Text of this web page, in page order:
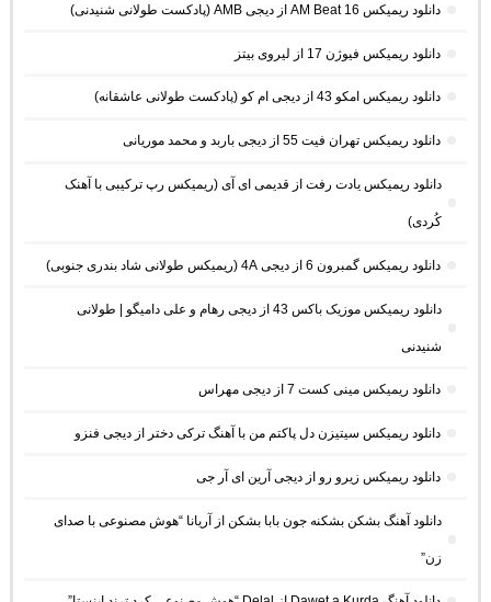
دانلود ریمیکس AM Beat 16 از دیجی AMB (پادکست طولانی شنیدنی)
دانلود ریمیکس فیوژن 17 از لیروی بیتز
دانلود ریمیکس امکو 43 از دیجی ام کو (پادکست طولانی عاشقانه)
دانلود ریمیکس تهران فیت 55 از دیجی باربد و محمد موریانی
دانلود ریمیکس یادت رفت از قدیمی ای آی (ریمیکس رپ ترکیبی با آهنک
کُردی)
دانلود ریمیکس گمبرون 6 از دیجی 4A (ریمیکس طولانی شاد بندری جنوبی)
دانلود ریمیکس موزیک باکس 43 از دیجی رهام و علی دامیگو | طولانی
شنیدنی
دانلود ریمیکس مینی کست 7 از دیجی مهراس
دانلود ریمیکس سیتیزن دل پاکتم من با آهنگ ترکی دختر از دیجی فنزو
دانلود ریمیکس زیرو رو از دیجی آرین ای آر جی
دانلود آهنگ بشکن بشکنه جون بابا بشکن از آریانا “هوش مصنوعی با صدای
زن”